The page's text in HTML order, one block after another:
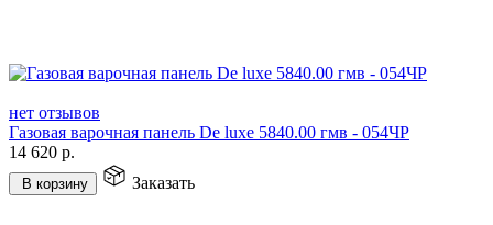
нет отзывов
Газовая варочная панель De luxe 5840.00 гмв - 054ЧР
14 620 р.
В корзину Заказать